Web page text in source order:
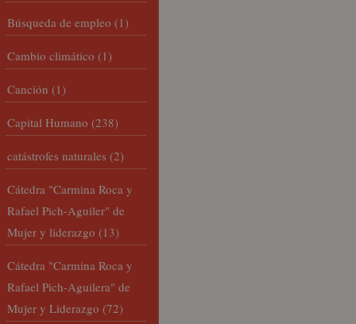
Búsqueda de empleo (1)
Cambio climático (1)
Canción (1)
Capital Humano (238)
catástrofes naturales (2)
Cátedra "Carmina Roca y
Rafael Pich-Aguiler" de
Mujer y liderazgo (13)
Cátedra "Carmina Roca y
Rafael Pich-Aguilera" de
Mujer y Liderazgo (72)